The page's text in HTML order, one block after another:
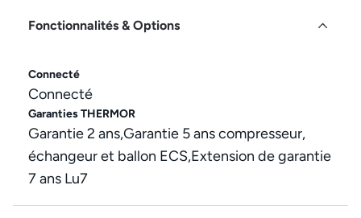
Fonctionnalités & Options
Connecté
Connecté
Garanties THERMOR
Garantie 2 ans,Garantie 5 ans compresseur,
échangeur et ballon ECS,Extension de garantie
7 ans Lu7